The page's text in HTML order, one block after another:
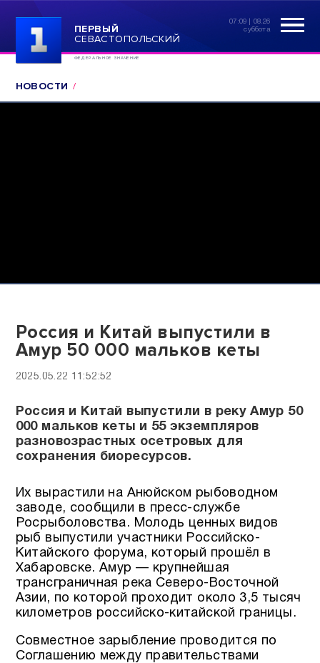
ПЕРВЫЙ
СЕВАСТОПОЛЬСКИЙ
ФЕДЕРАЛЬНОЕ ЗНАЧЕНИЕ
07:09 | 08.26
суббота
НОВОСТИ
Россия и Китай выпустили в
Амур 50 000 мальков кеты
2025.05.22 11:52:52
Россия и Китай выпустили в реку Амур 50
000 мальков кеты и 55 экземпляров
разновозрастных осетровых для
сохранения биоресурсов.
Их вырастили на Анюйском рыбоводном
заводе, сообщили в пресс-службе
Росрыболовства. Молодь ценных видов
рыб выпустили участники Российско-
Китайского форума, который прошёл в
Хабаровске. Амур — крупнейшая
трансграничная река Северо-Восточной
Азии, по которой проходит около 3,5 тысяч
километров российско-китайской границы.
Совместное зарыбление проводится по
Соглашению между правительствами